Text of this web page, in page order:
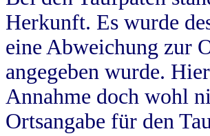
Herkunft. Es wurde
eine Abweichung zur
angegeben wurde.
Annahme doch wohl
Ortsangabe für den